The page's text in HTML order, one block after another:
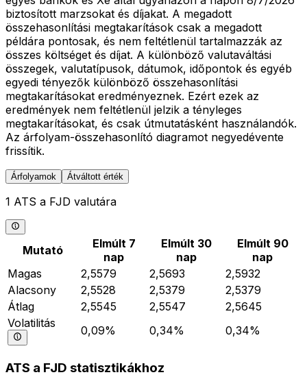
biztosított marzsokat és díjakat. A megadott
összehasonlítási megtakarítások csak a megadott
példára pontosak, és nem feltétlenül tartalmazzák az
összes költséget és díjat. A különböző valutaváltási
összegek, valutatípusok, dátumok, időpontok és egyéb
egyedi tényezők különböző összehasonlítási
megtakarításokat eredményeznek. Ezért ezek az
eredmények nem feltétlenül jelzik a tényleges
megtakarításokat, és csak útmutatásként használandók.
Az árfolyam-összehasonlító diagramot negyedévente
frissítik.
Árfolyamok Átváltott érték
1 ATS a FJD valutára
Mutató
Elmúlt 7
nap
Elmúlt 30
nap
Elmúlt 90
nap
Magas
2,5579 2,5693
2,5932
Alacsony
2,5528 2,5379
2,5379
Átlag
2,5545 2,5547
2,5645
Volatilitás
0,09% 0,34% 0,34%
ATS a FJD statisztikákhoz